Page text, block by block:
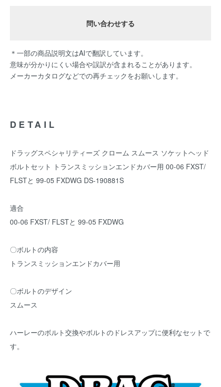
問い合わせする
＊一部の商品説明文はAIで翻訳しています。
意味が分かりにくい場合や誤訳が含まれることがあります。
メーカーカタログなどでの再チェックをお願いします。
DETAIL
ドラッグスペシャリティーズ クローム スムース ソケットヘッド
ボルトセット トランスミッションエンドカバー用 00-06 FXST/
FLSTと 99-05 FXDWG DS-190881S
適合
00-06 FXST/ FLSTと 99-05 FXDWG
〇ボルトの内容
トランスミッションエンドカバー用
〇ボルトのデザイン
スムース
ハーレーのボルト交換やボルトのドレスアップに便利なセットで
す。